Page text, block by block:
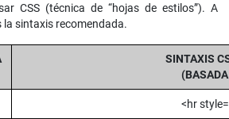
CSS (técnica de “hojas de estilos”). A
sintaxis recomendada.
SINTAXIS
<hr